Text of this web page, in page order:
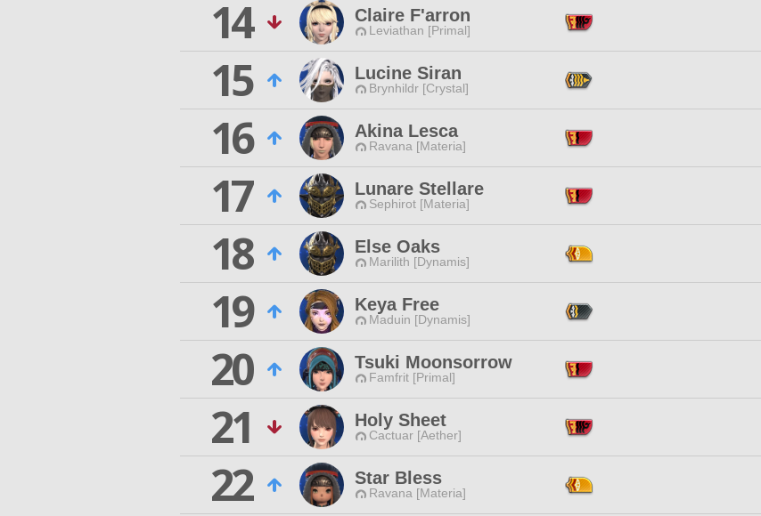
14
Claire F'arron
Leviathan [Primal]
15
Lucine Siran
Brynhildr [Crystal]
16
Akina Lesca
Ravana [Materia]
17
Lunare Stellare
Sephirot [Materia]
18
Else Oaks
Marilith [Dynamis]
19
Keya Free
Maduin [Dynamis]
20
Tsuki Moonsorrow
Famfrit [Primal]
21
Holy Sheet
Cactuar [Aether]
22
Star Bless
Ravana [Materia]